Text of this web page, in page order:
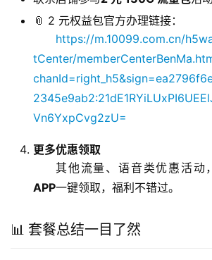
📎 2 元权益包官方办理链接：
https://m.10099.com.cn/
tCenter/
Vn6YxpCvg2zU=
更多优惠领取
其他流量、语音类优惠活动
APP一键领取，福利不错过。
📊 套餐总结一目了然